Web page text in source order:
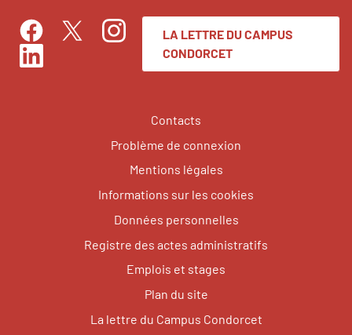
FacebookTwitterInstagram
LinkedIn
LA LETTRE DU CAMPUS
CONDORCET
Contacts
Problème de connexion
Mentions légales
Informations sur les cookies
Données personnelles
Registre des actes administratifs
Emplois et stages
Plan du site
La lettre du Campus Condorcet